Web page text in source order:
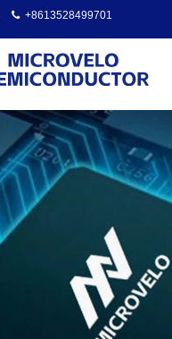
+8613528499701